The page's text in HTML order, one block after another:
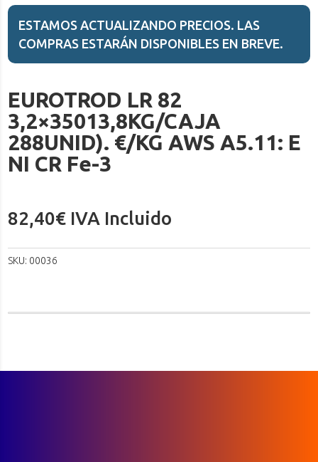
ESTAMOS ACTUALIZANDO PRECIOS. LAS
COMPRAS ESTARÁN DISPONIBLES EN BREVE.
EUROTROD LR 82
3,2×35013,8KG/CAJA
288UNID). €/KG AWS A5.11: E
NI CR Fe-3
82,40€ IVA Incluido
SKU: 00036